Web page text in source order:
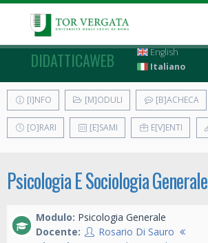
DIDATTICAWEB
English
Italiano
[I]NFO [M]ODULI [B]ACHECA
[O]RARI [E]SAMI E[V]ENTI
Psicologia E Sociologia Generale
Modulo: Psicologia Generale
Docente:
Rosario Di Sauro